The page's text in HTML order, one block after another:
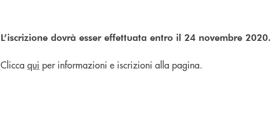
L’iscrizione dovrà esser effettuata entro il 24 novembre 2020.
Clicca qui per informazioni e iscrizioni alla pagina.